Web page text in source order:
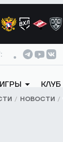
ИГРЫ КЛУБ
НОВОСТИ